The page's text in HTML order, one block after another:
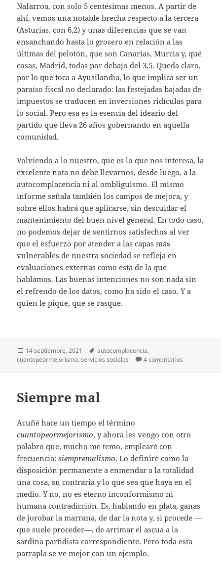
Nafarroa, con solo 5 centésimas menos. A partir de
ahí, vemos una notable brecha respecto a la tercera
(Asturias, con 6,2) y unas diferencias que se van
ensanchando hasta lo grosero en relación a las
últimas del pelotón, que son Canarias, Murcia y, qué
cosas, Madrid, todas por debajo del 3,5. Queda claro,
por lo que toca a Ayusilandia, lo que implica ser un
paraíso fiscal no declarado: las festejadas bajadas de
impuestos se traducen en inversiones ridículas para
lo social. Pero esa es la esencia del ideario del
partido que lleva 26 años gobernando en aquella
comunidad.
Volviendo a lo nuestro, que es lo que nos interesa, la
excelente nota no debe llevarnos, desde luego, a la
autocomplacencia ni al ombliguismo. El mismo
informe señala también los campos de mejora, y
sobre ellos habrá que aplicarse, sin descuidar el
mantenimiento del buen nivel general. En todo caso,
no podemos dejar de sentirnos satisfechos al ver
que el esfuerzo por atender a las capas más
vulnerables de nuestra sociedad se refleja en
evaluaciones externas como esta de la que
hablamos. Las buenas intenciones no son nada sin
el refrendo de los datos, como ha sido el caso. Y a
quien le pique, que se rasque.
Publicado
el
14 septiembre, 2021 Etiquetas
autocomplacencia,
cuantopeormejorismo,servicios sociales 4 comentarios
Siempre mal
Acuñé hace un tiempo el término
cuantopeormejorismo, y ahora les vengo con otro
palabro que, mucho me temo, emplearé con
frecuencia:siempremalismo. Lo definiré como la
disposición permanente a enmendar a la totalidad
una cosa, su contraria y lo que sea que haya en el
medio. Y no, no es eterno inconformismo ni
humana contradicción. Es, hablando en plata, ganas
de jorobar la marrana, de dar la nota y, si procede —
que suele proceder—, de arrimar el ascua a la
sardina partidista correspondiente. Pero toda esta
parrapla se ve mejor con un ejemplo.